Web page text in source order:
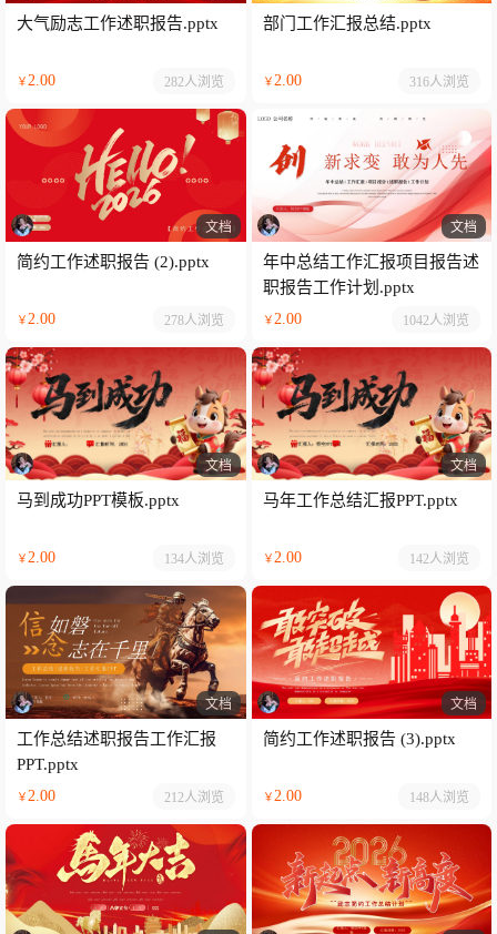
大气励志工作述职报告.pptx
￥2.00 282人浏览
部门工作汇报总结.pptx
￥2.00 316人浏览
文档
简约工作述职报告 (2).pptx
￥2.00 278人浏览
文档
年中总结工作汇报项目报告述
职报告工作计划.pptx
￥2.00 1042人浏览
文档
马到成功PPT模板.pptx
￥2.00 134人浏览
文档
马年工作总结汇报PPT.pptx
￥2.00 142人浏览
文档
工作总结述职报告工作汇报
PPT.pptx
￥2.00 212人浏览
文档
简约工作述职报告 (3).pptx
￥2.00 148人浏览